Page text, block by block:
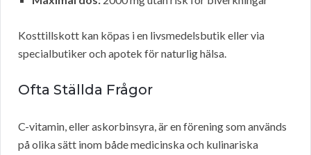
Kosttillskott kan köpas i en livsmedelsbutik eller via
specialbutiker och apotek för naturlig hälsa.
Ofta Ställda Frågor
C-vitamin, eller askorbinsyra, är en förening som används
på olika sätt inom både medicinska och kulinariska